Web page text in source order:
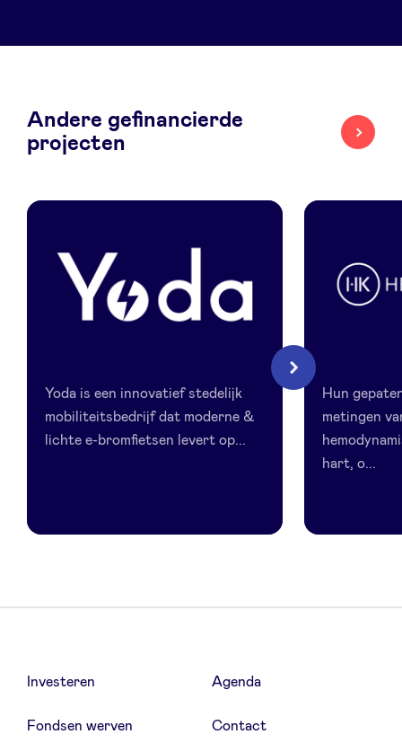
en
LinkedIn
Andere gefinancierde
projecten
Yoda is een innovatief stedelijk
mobiliteitsbedrijf dat moderne &
lichte e-bromfietsen levert op...
Hun
metingen
hart, o...
Volgende
Investeren
Fondsen werven
Agenda
Contact